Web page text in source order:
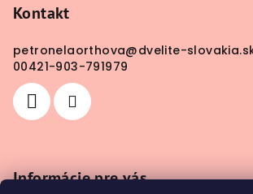
Kontakt
petronelaorthova@dvelite-
00421-903-791979
Informácie pre vás